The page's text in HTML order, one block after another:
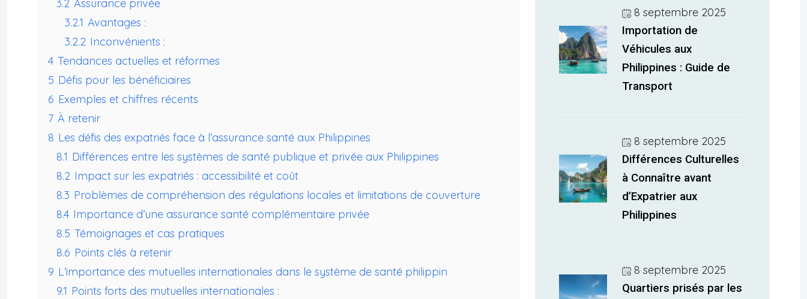
3.2 Assurance privée
3.2.1 Avantages :
3.2.2 Inconvénients :
4 Tendances actuelles et réformes
5 Défis pour les bénéficiaires
6 Exemples et chiffres récents
7 À retenir
8 Les défis des expatriés face à l’assurance santé aux Philippines
8.1 Différences entre les systèmes de santé publique et privée aux Philippines
8.2 Impact sur les expatriés : accessibilité et coût
8.3 Problèmes de compréhension des régulations locales et limitations de couverture
8.4 Importance d’une assurance santé complémentaire privée
8.5 Témoignages et cas pratiques
8.6 Points clés à retenir
9 L’importance des mutuelles internationales dans le système de santé philippin
9.1 Points forts des mutuelles internationales :
8 septembre 2025
Importation de
Véhicules aux
Philippines : Guide de
Transport
8 septembre 2025
Différences Culturelles
à Connaître avant
d’Expatrier aux
Philippines
8 septembre 2025
Quartiers prisés par les